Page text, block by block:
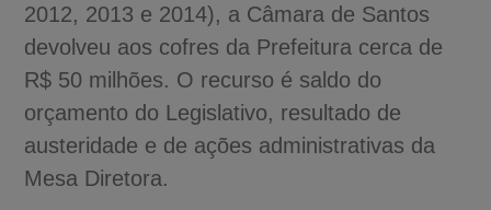
2012, 2013 e 2014), a Câmara de Santos
devolveu aos cofres da Prefeitura cerca de
R$ 50 milhões. O recurso é saldo do
orçamento do Legislativo, resultado de
austeridade e de ações administrativas da
Mesa Diretora.